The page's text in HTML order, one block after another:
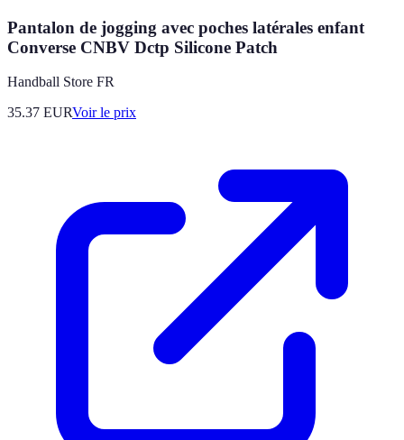
Pantalon de jogging avec poches latérales enfant
Converse CNBV Dctp Silicone Patch
Handball Store FR
35.37 EURVoir le prix